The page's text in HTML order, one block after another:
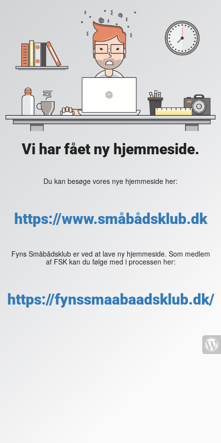
Vi har fået ny hjemmeside.
Du kan besøge vores nye hjemmeside her:
https://www.småbådsklub.dk
Fyns Småbådsklub er ved at lave ny hjemmeside. Som medlem
af FSK kan du følge med i processen her:
https://fynssmaabaadsklub.dk/